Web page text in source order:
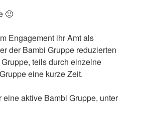
🙂
Engagement ihr Amt als
der Bambi Gruppe reduzierten
teils durch einzelne
eine kurze Zeit.
aktive Bambi Gruppe, unter